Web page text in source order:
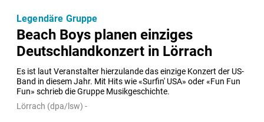
Beach Boys planen einziges
Deutschlandkonzert in Lörrach
Es ist laut Veranstalter hierzulande das einzige Konzert der US-
Band in diesem Jahr. Mit Hits wie «Surfin' USA» oder «Fun Fun
Fun» schrieb die Gruppe Musikgeschichte.
Legendäre Gruppe
Lörrach (dpa/lsw) -